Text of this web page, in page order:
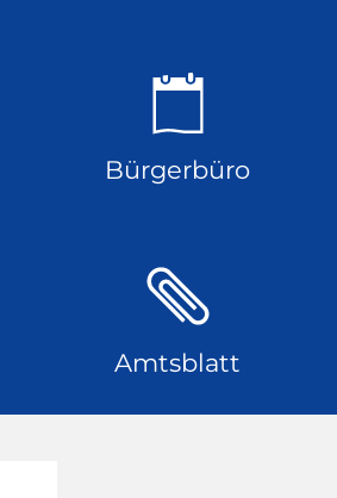
Bürgerbüro
Amtsblatt